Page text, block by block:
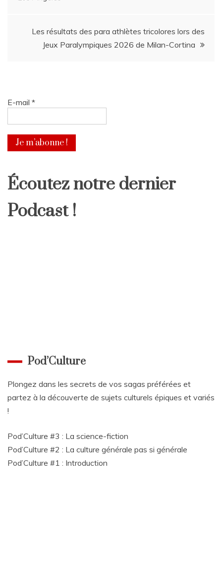
de
l’article
Les résultats des para athlètes tricolores lors des
Jeux Paralympiques 2026 de Milan-Cortina
E-mail *
Écoutez notre dernier
Podcast !
Pod’Culture
Plongez dans les secrets de vos sagas préférées et
partez à la découverte de sujets culturels épiques et variés
!
Pod’Culture #3 : La science-fiction
Pod’Culture #2 : La culture générale pas si générale
Pod’Culture #1 : Introduction